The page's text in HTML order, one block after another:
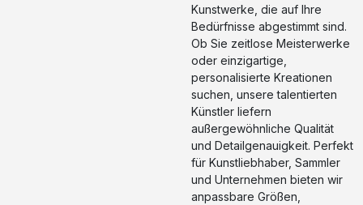
Kunstwerke, die auf Ihre
Bedürfnisse abgestimmt sind.
Ob Sie zeitlose Meisterwerke
oder einzigartige,
personalisierte Kreationen
suchen, unsere talentierten
Künstler liefern
außergewöhnliche Qualität
und Detailgenauigkeit. Perfekt
für Kunstliebhaber, Sammler
und Unternehmen bieten wir
anpassbare Größen,